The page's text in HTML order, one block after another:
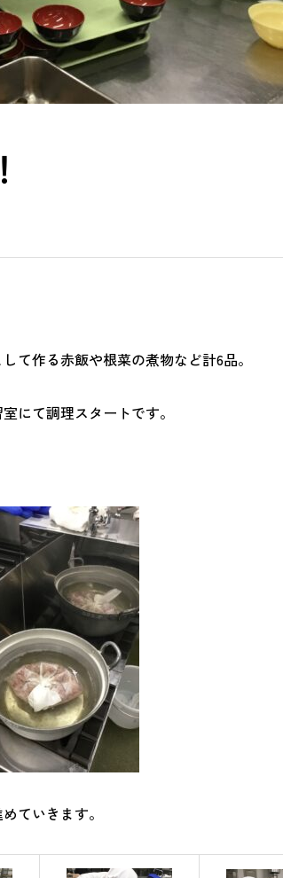
て作る赤飯や根菜の煮物など計6品。
にて調理スタートです。
ていきます。